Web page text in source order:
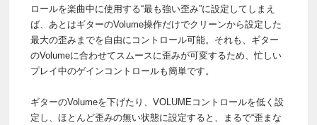
ロールを楽曲中に使用する“最も強い歪み”に設定してしまえ
ば、あとはギターのVolume操作だけでクリーンから設定した
最大の歪みまでを自由にコントロール可能。それも、ギター
のVolumeに合わせてスムースに歪みが可変するため、忙しい
プレイ中のゲインコントロールも簡単です。
ギターのVolumeを下げたり、VOLUMEコントロールを低く設
定し、ほとんど歪みの無い状態に設定すると、まるで“歪まな